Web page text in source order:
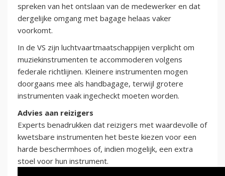
spreken van het ontslaan van de medewerker en dat
dergelijke omgang met bagage helaas vaker
voorkomt.
In de VS zijn luchtvaartmaatschappijen verplicht om
muziekinstrumenten te accommoderen volgens
federale richtlijnen. Kleinere instrumenten mogen
doorgaans mee als handbagage, terwijl grotere
instrumenten vaak ingecheckt moeten worden.
Advies aan reizigers
Experts benadrukken dat reizigers met waardevolle of
kwetsbare instrumenten het beste kiezen voor een
harde beschermhoes of, indien mogelijk, een extra
stoel voor hun instrument.